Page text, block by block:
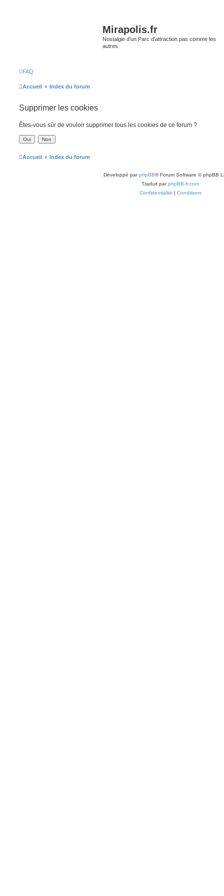
Mirapolis.fr
Nostalgie d'un Parc d'attraction pas comme les
autres
FAQ
Accueil Index du forum
Supprimer les cookies
Êtes-vous sûr de vouloir supprimer tous les cookies de ce forum ?
Accueil Index du forum
Développé parphpBB® Forum Software © phpBB
Traduit parphpBB-fr.com
Confidentialité | Conditions